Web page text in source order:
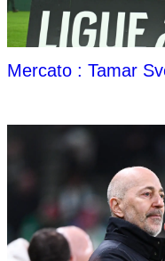
Mercato : Tamar